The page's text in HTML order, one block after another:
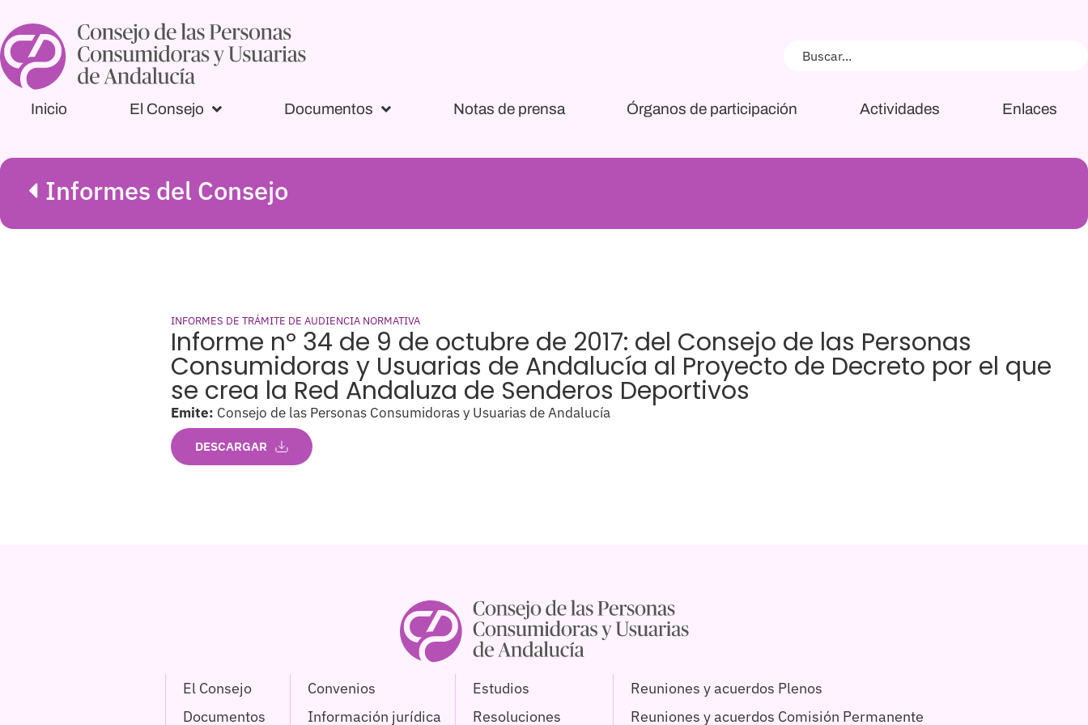
Inicio El Consejo Documentos Notas de prensa Órganos de participación Actividades Enlaces
Informes del Consejo
INFORMES DE TRÁMITE DE AUDIENCIA NORMATIVA
Informe nº 34 de 9 de octubre de 2017: del Consejo de las Personas
Consumidoras y Usuarias de Andalucía al Proyecto de Decreto por el que
se crea la Red Andaluza de Senderos Deportivos
Emite: Consejo de las Personas Consumidoras y Usuarias de Andalucía
DESCARGAR
El Consejo
Documentos
Convenios
Información jurídica
Estudios
Resoluciones
Reuniones y acuerdos Plenos
Reuniones y acuerdos Comisión Permanente